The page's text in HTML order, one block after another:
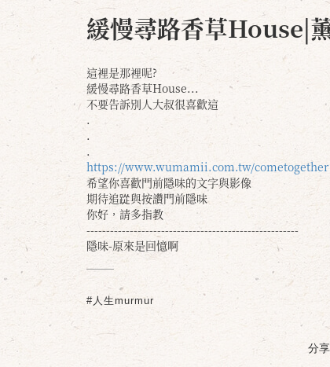
緩慢尋路香草House|
這裡是那裡呢?
緩慢尋路香草House...
不要告訴別人大叔很喜歡這
.
.
.
https://www.wumamii.com.tw/cometogether
希望你喜歡門前隱味的文字與影像
期待追踨與按讚門前隱味
你好，請多指教
------------------------------------------------------
隱味-原來是回憶啊
#人生murmur
分